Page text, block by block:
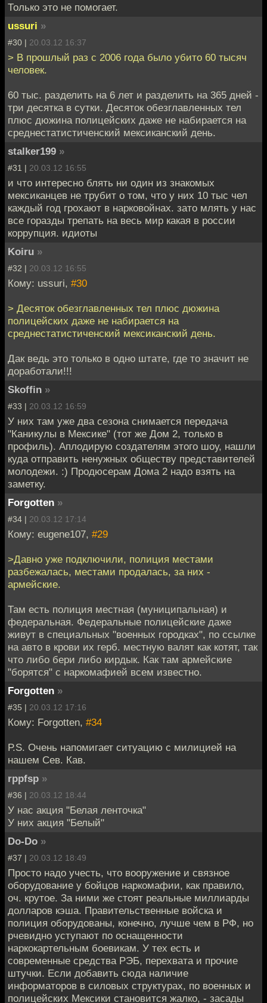
Только это не помогает.
ussuri »
#30 | 20.03.12 16:37
> В прошлый раз с 2006 года было убито 60 тысяч
человек.
60 тыс. разделить на 6 лет и разделить на 365 дней -
три десятка в сутки. Десяток обезглавленных тел
плюс дюжина полицейских даже не набирается на
среднестатистиченский мексиканский день.
stalker199 »
#31 | 20.03.12 16:55
и что интересно блять ни один из знакомых
мексиканцев не трубит о том, что у них 10 тыс чел
каждый год грохают в нарковойнах. зато млять у нас
все горазды трепать на весь мир какая в россии
коррупция. идиоты
Koiru »
#32 | 20.03.12 16:55
Кому: ussuri, #30
> Десяток обезглавленных тел плюс дюжина
полицейских даже не набирается на
среднестатистиченский мексиканский день.
Дак ведь это только в одно штате, где то значит не
доработали!!!
Skoffin »
#33 | 20.03.12 16:59
У них там уже два сезона снимается передача
"Каникулы в Мексике" (тот же Дом 2, только в
профиль). Аплодирую создателям этого шоу, нашли
куда отправить ненужных обществу представителей
молодежи. :) Продюсерам Дома 2 надо взять на
заметку.
Forgotten »
#34 | 20.03.12 17:14
Кому: eugene107, #29
>Давно уже подключили, полиция местами
разбежалась, местами продалась, за них -
армейские.
Там есть полиция местная (муниципальная) и
федеральная. Федеральные полицейские даже
живут в специальных "военных городках", по ссылке
на авто в крови их герб. местную валят как котят, так
что либо бери либо кирдык. Как там армейские
"борятся" с наркомафией всем известно.
Forgotten »
#35 | 20.03.12 17:16
Кому: Forgotten, #34
Р.S. Очень напомигает ситуацию с милицией на
нашем Сев. Кав.
rppfsp »
#36 | 20.03.12 18:44
У нас акция "Белая ленточка"
У них акция "Белый"
Do-Do »
#37 | 20.03.12 18:49
Просто надо учесть, что вооружение и связное
оборудование у бойцов наркомафии, как правило,
оч. крутое. За ними же стоят реальные миллиарды
долларов кэша. Правительственные войска и
полиция оборудованы, конечно, лучше чем в РФ, но
рчевидно уступают по оснащенности
наркокартельным боевикам. У тех есть и
современные средства РЭБ, перехвата и прочие
штучки. Если добавить сюда наличие
информаторов в силовых структурах, по военных и
полицейских Мексики становится жалко, - засады